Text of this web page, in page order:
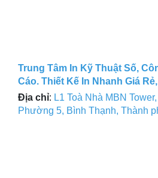
Trung Tâm In Kỹ Thuật Số,
Cáo. Thiết Kế In Nhanh Giá
Địa chỉ: L1 Toà Nhà MBN
Phường 5, Bình Thạnh, Thành